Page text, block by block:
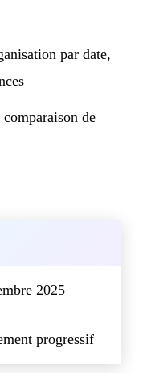
par date,
de
2025
progressif